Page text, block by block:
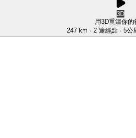
3D
用3D重溫你的
247 km · 2 途經點· 5公